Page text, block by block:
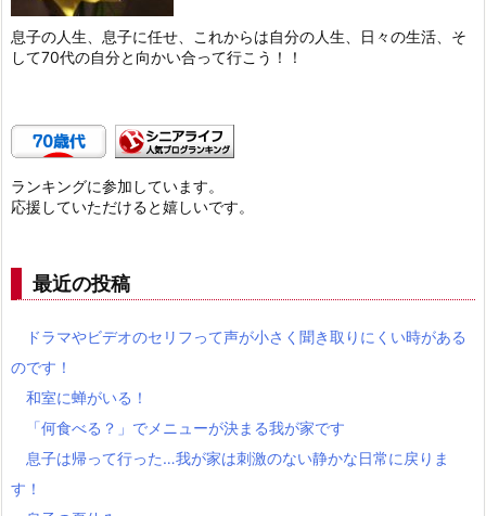
息子の人生、息子に任せ、これからは自分の人生、日々の生活、そ
して70代の自分と向かい合って行こう！！
ランキングに参加しています。
応援していただけると嬉しいです。
最近の投稿
ドラマやビデオのセリフって声が小さく聞き取りにくい時がある
のです！
和室に蝉がいる！
「何食べる？」でメニューが決まる我が家です
息子は帰って行った…我が家は刺激のない静かな日常に戻りま
す！